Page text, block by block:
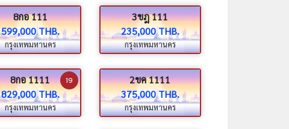
8กอ 111
599,000 THB.
กรุงเทพมหานคร
3ขฎ 111
235,000 THB.
กรุงเทพมหานคร
8กอ 1111
829,000 THB.
กรุงเทพมหานคร
19
2ขค 1111
375,000 THB.
กรุงเทพมหานคร